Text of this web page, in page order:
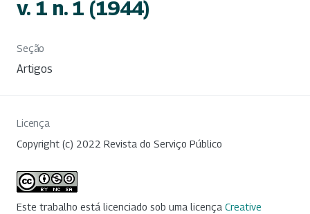
v. 1 n. 1 (1944)
Seção
Artigos
Licença
Copyright (c) 2022 Revista do Serviço Público
Este trabalho está licenciado sob uma licença Creative